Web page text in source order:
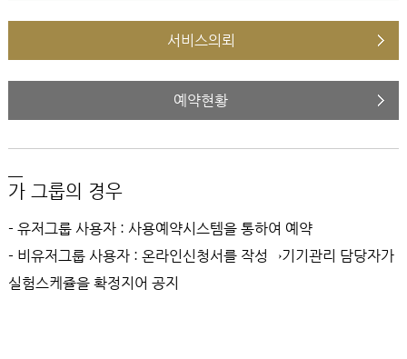
서비스의뢰
예약현황
가 그룹의 경우
- 유저그룹 사용자 : 사용예약시스템을 통하여 예약
- 비유저그룹 사용자 : 온라인신청서를 작성→기기관리 담당자가
실험스케쥴을 확정지어 공지